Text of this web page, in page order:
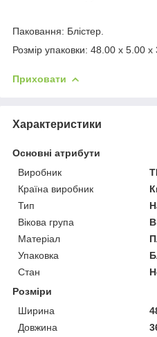
Паковання: Блістер.
Розмір упаковки: 48.00 x 5.00 x
Приховати
Характеристики
Основні атрибути
Виробник
Країна виробник
Тип
Вікова група
Матеріал
Упаковка
Стан
Розміри
Ширина
Довжина